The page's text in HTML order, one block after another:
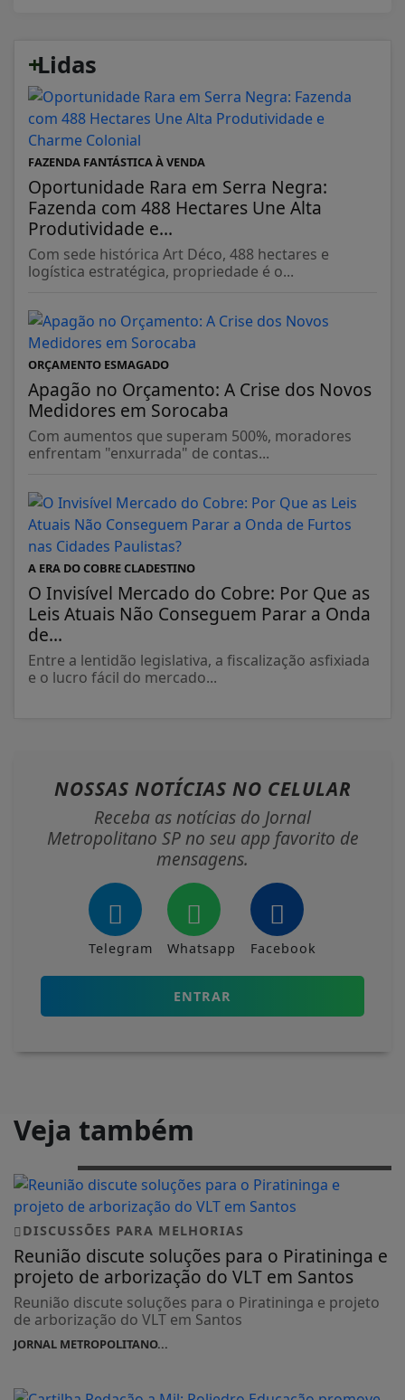
+
Lidas
FAZENDA FANTÁSTICA À VENDA
Oportunidade Rara em Serra Negra:
Fazenda com 488 Hectares Une Alta
Produtividade e...
Com sede histórica Art Déco, 488 hectares e
logística estratégica, propriedade é o...
ORÇAMENTO ESMAGADO
Apagão no Orçamento: A Crise dos Novos
Medidores em Sorocaba
Com aumentos que superam 500%, moradores
enfrentam "enxurrada" de contas...
A ERA DO COBRE CLADESTINO
O Invisível Mercado do Cobre: Por Que as
Leis Atuais Não Conseguem Parar a Onda
de...
Entre a lentidão legislativa, a fiscalização asfixiada
e o lucro fácil do mercado...
NOSSAS NOTÍCIAS NO CELULAR
Receba as notícias do Jornal
Metropolitano SP no seu app favorito de
mensagens.
Telegram Whatsapp Facebook
ENTRAR
Veja também
DISCUSSÕES PARA MELHORIAS
Reunião discute soluções para o Piratininga e
projeto de arborização do VLT em Santos
Reunião discute soluções para o Piratininga e projeto
de arborização do VLT em Santos
JORNAL METROPOLITANO...